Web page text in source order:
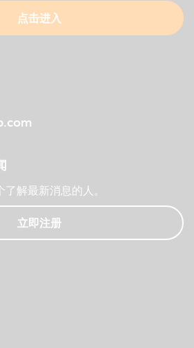
点击进入
解最新消息的人。
立即注册